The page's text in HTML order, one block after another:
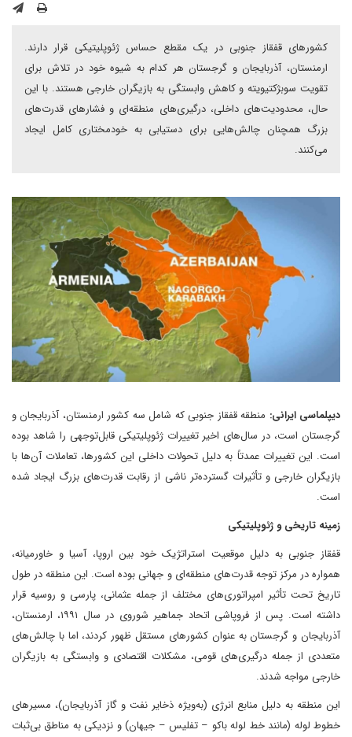
کشورهای قفقاز جنوبی در یک مقطع حساس ژئوپلیتیکی قرار دارند.
ارمنستان، آذربایجان و گرجستان هر کدام به شیوه خود در تلاش برای
تقویت سوبژکتیویته و کاهش وابستگی به بازیگران خارجی هستند. با این
حال، محدودیت‌های داخلی، درگیری‌های منطقه‌ای و فشارهای قدرت‌های
بزرگ همچنان چالش‌هایی برای دستیابی به خودمختاری کامل ایجاد
می‌کنند.
دیپلماسی ایرانی: منطقه قفقاز جنوبی که شامل سه کشور ارمنستان، آذربایجان و
گرجستان است، در سال‌های اخیر تغییرات ژئوپلیتیکی قابل‌توجهی را شاهد بوده
است. این تغییرات عمدتاً به دلیل تحولات داخلی این کشورها، تعاملات آن‌ها با
بازیگران خارجی و تأثیرات گسترده‌تر ناشی از رقابت قدرت‌های بزرگ ایجاد شده
است.
زمینه تاریخی و ژئوپلیتیکی
قفقاز جنوبی به دلیل موقعیت استراتژیک خود بین اروپا، آسیا و خاورمیانه،
همواره در مرکز توجه قدرت‌های منطقه‌ای و جهانی بوده است. این منطقه در طول
تاریخ تحت تأثیر امپراتوری‌های مختلف از جمله عثمانی، پارسی و روسیه قرار
داشته است. پس از فروپاشی اتحاد جماهیر شوروی در سال ۱۹۹۱، ارمنستان،
آذربایجان و گرجستان به عنوان کشورهای مستقل ظهور کردند، اما با چالش‌های
متعددی از جمله درگیری‌های قومی، مشکلات اقتصادی و وابستگی به بازیگران
خارجی مواجه شدند.
این منطقه به دلیل منابع انرژی (به‌ویژه ذخایر نفت و گاز آذربایجان)، مسیرهای
خطوط لوله (مانند خط لوله باکو – تفلیس – جیهان) و نزدیکی به مناطق بی‌ثبات